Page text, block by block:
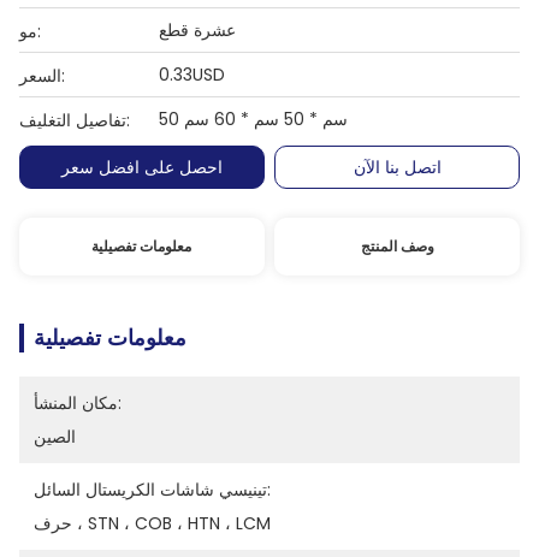
مو:
عشرة قطع
السعر:
0.33USD
تفاصيل التغليف:
50 سم * 50 سم * 60 سم
احصل على افضل سعر
اتصل بنا الآن
معلومات تفصيلية وصف المنتج
معلومات تفصيلية
مكان المنشأ:
الصين
تينيسي شاشات الكريستال السائل:
حرف ، STN ، COB ، HTN ، LCM